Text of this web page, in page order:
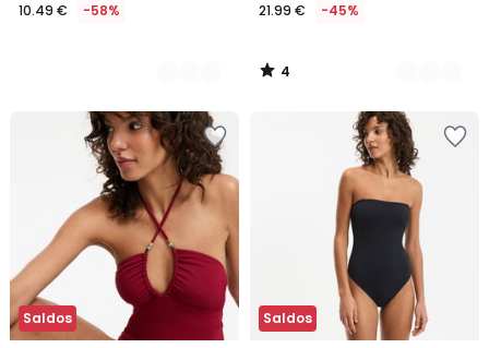
10.49 € -58% 21.99 € -45%
4
/
Saldos Saldos